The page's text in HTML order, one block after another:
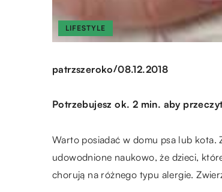
LIFESTYLE
patrzszeroko/08.12.2018
Potrzebujesz ok. 2 min. aby
Warto posiadać w domu psa lub kota.
udowodnione naukowo, że dzieci,
chorują na różnego typu alergie.